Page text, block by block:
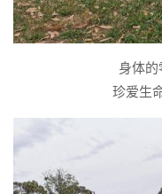
身体
珍爱生